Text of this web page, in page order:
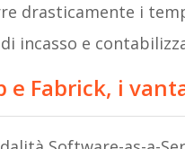
drasticamente i
incasso e
e Fabrick, i